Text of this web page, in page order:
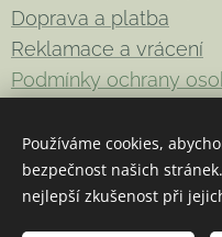
Doprava a platba
Reklamace a vrácení
Podmínky ochrany
Copyright 2026Be-Enki.
Používáme cookies,
bezpečnost našich
nejlepší zkušenost při